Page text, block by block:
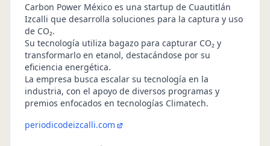
Carbon Power México es una startup de Cuautitlán
Izcalli que desarrolla soluciones para la captura y uso
de CO₂.
Su tecnología utiliza bagazo para capturar CO₂ y
transformarlo en etanol, destacándose por su
eficiencia energética.
La empresa busca escalar su tecnología en la
industria, con el apoyo de diversos programas y
premios enfocados en tecnologías Climatech.
periodicodeizcalli.com